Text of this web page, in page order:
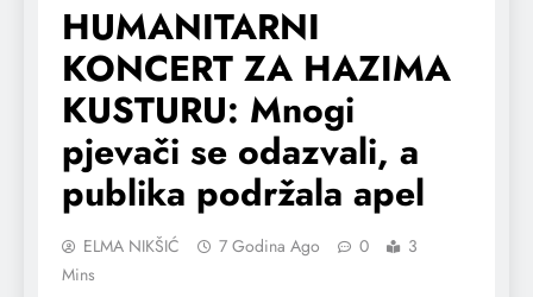
HUMANITARNI
KONCERT ZA HAZIMA
KUSTURU: Mnogi
pjevači se odazvali, a
publika podržala apel
ELMA NIKŠIĆ 7 Godina Ago 0
3
Mins